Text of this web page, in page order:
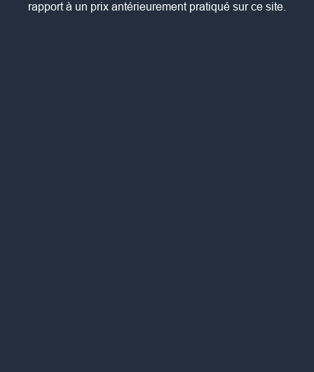
rapport à un prix antérieurement pratiqué sur ce site.